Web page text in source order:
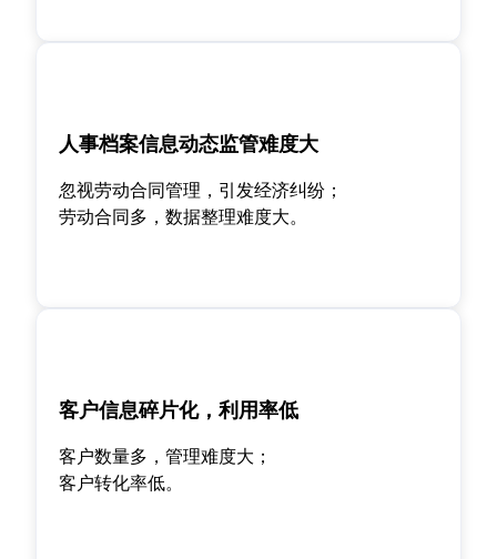
人事档案信息动态监管难度大
忽视劳动合同管理，引发经济纠纷；
劳动合同多，数据整理难度大。
客户信息碎片化，利用率低
客户数量多，管理难度大；
客户转化率低。